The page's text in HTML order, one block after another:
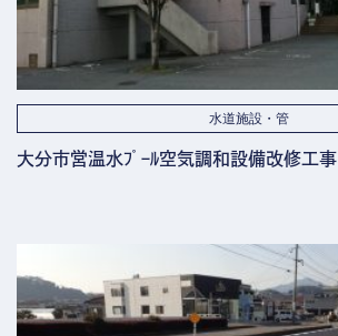
水道施設・管
大分市営温水ﾌﾟｰﾙ空気調和設備改修工事